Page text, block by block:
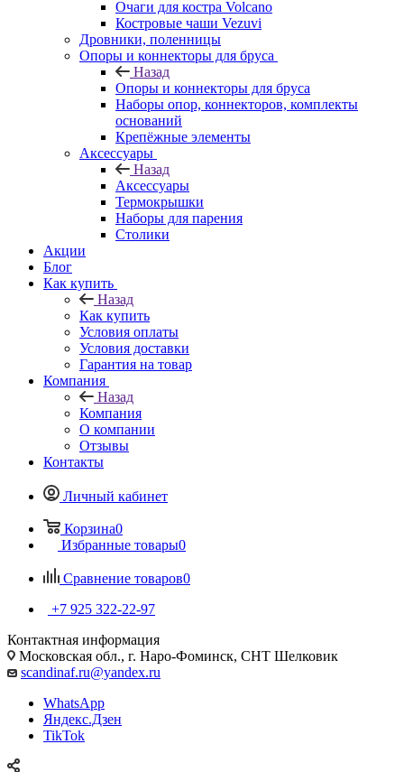
Очаги для костра Volcano
Костровые чаши Vezuvi
Дровники, поленницы
Опоры и коннекторы для бруса
Назад
Опоры и коннекторы для бруса
Наборы опор, коннекторов, комплекты
оснований
Крепёжные элементы
Аксессуары
Назад
Аксессуары
Термокрышки
Наборы для парения
Столики
Акции
Блог
Как купить
Назад
Как купить
Условия оплаты
Условия доставки
Гарантия на товар
Компания
Назад
Компания
О компании
Отзывы
Контакты
Личный кабинет
Корзина0
Избранные товары0
Сравнение товаров0
+7 925 322-22-97
Контактная информация
Московская обл., г. Наро-Фоминск, СНТ Шелковик
scandinaf.ru@yandex.ru
WhatsApp
Яндекс.Дзен
TikTok